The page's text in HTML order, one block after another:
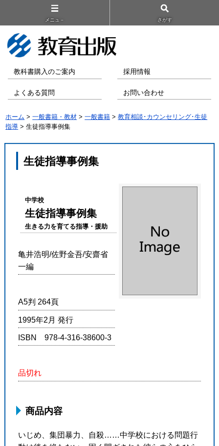
メニュ－ さがす
教科書購入のご案内 採用情報
よくある質問 お問い合わせ
ホーム >一般書籍・教材 >一般書籍 >教育相談･カウンセリング･生徒
指導 > 生徒指導事例集
生徒指導事例集
中学校
生徒指導事例集
生きる力を育てる指導・援助
亀井浩明/佐野金吾/安齋省
一編
A5判 264頁
1995年2月 発行
ISBN 978-4-316-38600-3
品切れ
商品内容
いじめ、集団暴力、自殺……中学校における問題行